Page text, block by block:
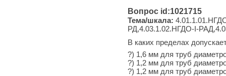
Вопрос id:1021715
Тема/шкала:
РД,4.03.1.02.НГДО-I-
В каких пределах
?) 1,6 мм для труб
?) 1,2 мм для труб
?) 1,2 мм для труб